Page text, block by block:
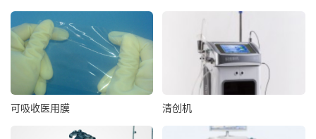
可吸收医用膜 清创机